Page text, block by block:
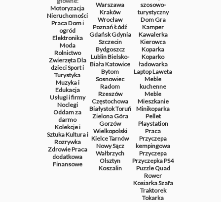
Motoryzacja
Nieruchomości
PracaDom i
ogród
Elektronika
Moda
Rolnictwo
ZwierzętaDla
dzieciSport i
Turystyka
Muzyka i
Edukacja
Usługi i firmy
Noclegi
Oddam za
darmo
Kolekcje i
SztukaKultura i
Rozrywka
ZdrowiePraca
dodatkowa
Finansowe
Warszawa
Kraków
Wrocław
PoznańŁódź
GdańskGdynia
Szczecin
Bydgoszcz
LublinBielsko-
BiałaKatowice
Bytom
Sosnowiec
Radom
Rzeszów
Częstochowa
BiałystokToruń
Zielona Góra
Gorzów
Wielkopolski
KielceTarnów
Nowy Sącz
Wałbrzych
Olsztyn
Koszalin
szosowo-
turystyczny
DomGra
Kamper
Kawalerka
Kierowca
Koparka
Koparko
ładowarka
LaptopLaweta
Meble
kuchenne
Meble
Mieszkanie
Minikoparka
Pellet
Playstation
Praca
Przyczepa
kempingowa
Przyczepa
PrzyczepkaPS4
PuzzleQuad
Rower
KosiarkaSzafa
Traktorek
Tokarka